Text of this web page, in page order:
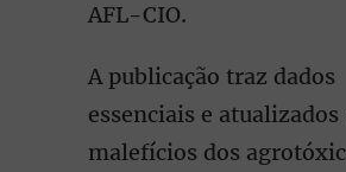
AFL-CIO.
A publicação traz dados
essenciais e atualizados
malefícios dos